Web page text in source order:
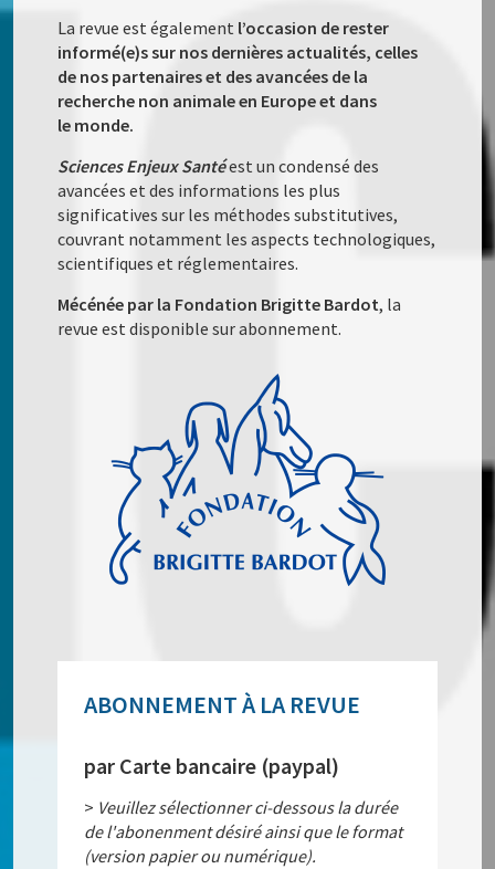
La revue est également l’occasion de rester
informé(e)s sur nos dernières actualités, celles
de nos partenaires et des avancées de la
recherche non animale en Europe et dans
le monde.
Sciences Enjeux Santéest un condensé des
avancées et des informations les plus
significatives sur les méthodes substitutives,
couvrant notamment les aspects technologiques,
scientifiques et réglementaires.
Mécénée par la Fondation Brigitte Bardot, la
revue est disponible sur abonnement.
ABONNEMENT À LA REVUE
par Carte bancaire (paypal)
> Veuillez sélectionner ci-dessous la durée
de l'abonenment désiré ainsi que le format
(version papier ou numérique).